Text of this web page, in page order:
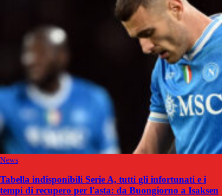
News
Tabella indisponibili Serie A, tutti gli infortunati e i
tempi di recupero per l'asta: da Buongiorno a Isaksen